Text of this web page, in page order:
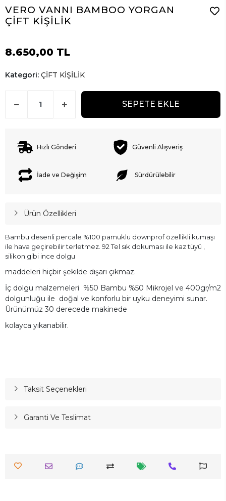
VERO VANNI BAMBOO YORGAN
ÇİFT KİŞİLİK
8.650,00 TL
Kategori: ÇİFT KİŞİLİK
SEPETE EKLE
Hızlı Gönderi Güvenli Alışveriş
İade ve Değişim Sürdürülebilir
Ürün Özellikleri
Bambu desenli percale %100 pamuklu downprof özellikli kumaşı
ile hava geçirebilir terletmez. 92 Tel sık dokuması ile kaz tüyü ,
silikon gibi ince dolgu
maddeleri hiçbir şekilde dışarı çıkmaz.
İç dolgu malzemeleri %50 Bambu %50 Mikrojel ve 400gr/m2
dolgunluğu ile doğal ve konforlu bir uyku deneyimi sunar.
Ürünümüz 30 derecede makinede
kolayca yıkanabilir.
Taksit Seçenekleri
Garanti Ve Teslimat